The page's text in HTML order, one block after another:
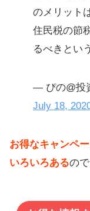
のメリット
住民税の節
るべきとい
— ぴの@投
July 18,
お得なキャンペ
いろいろあるの